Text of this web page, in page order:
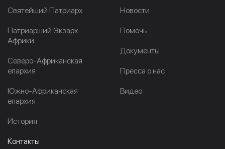
Cвятейший Патриарх
Патриарший Экзарх
Африки
Северо-Африканская
епархия
Южно-Африканская
епархия
История
Новости
Помочь
Документы
Пресса о нас
Видео
Контакты